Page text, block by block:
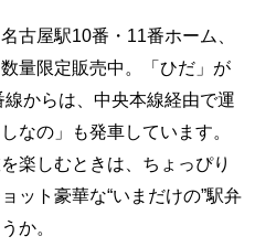
古屋駅10番・11番ホーム、
量限定販売中。「ひだ」が
からは、中央本線経由で運
なの」も発車しています。
楽しむときは、ちょっぴり
ット豪華な“いまだけの”駅弁
か。